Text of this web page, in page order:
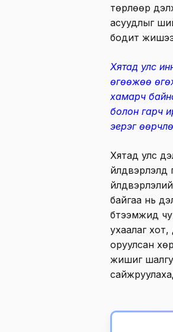
төрлөөр
асуудлыг
бодит
Хятад улс
өгөөжөө
хамарч
болон гарч
эерэг
Хятад улс
үйлдвэрлэлд
байгаа нь
бүтээмжид
ухаалаг
оруулсан
жишиг